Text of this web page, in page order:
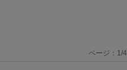
ページ： 1 /4